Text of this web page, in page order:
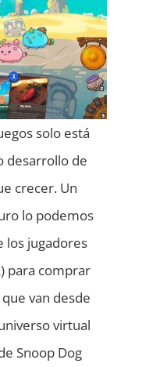
solo está
desarrollo de
crecer. Un
lo podemos
los jugadores
para comprar
van desde
virtual
Snoop Dog